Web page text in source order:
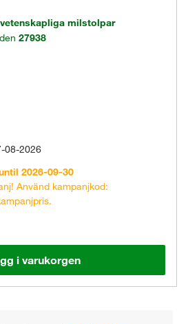
milstolpar
27938
08-2026
2026-09-30
Använd kampanjkod:
i varukorgen